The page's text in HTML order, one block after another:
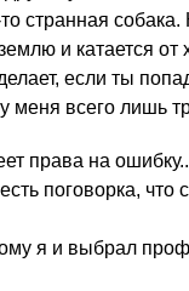
странная собака.
и катается от
если ты
меня всего лишь
права на
поговорка, что
я и выбрал